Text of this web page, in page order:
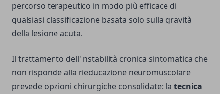
percorso terapeutico in modo più efficace di
qualsiasi classificazione basata solo sulla gravità
della lesione acuta.
Il trattamento dell'instabilità cronica sintomatica che
non risponde alla rieducazione neuromuscolare
prevede opzioni chirurgiche consolidate: la tecnica